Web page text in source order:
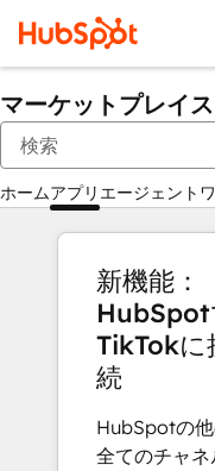
マーケットプレイス
ホームアプリ エージェント
新機能：
TikTokに
続
HubSpotの
全てのチャネ